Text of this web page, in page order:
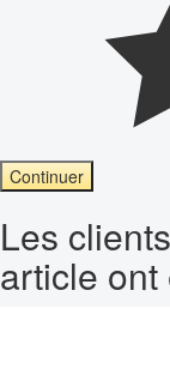
Continuer
Les
article